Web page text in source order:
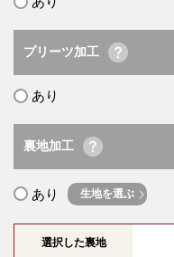
プリーツ加工
あり
裏地加工
あり 生地を選ぶ
選択した裏地